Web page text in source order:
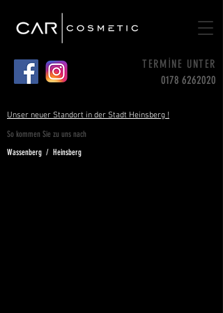
TERMİNE UNTER
0178 6262020
Unser neuer Standort in der Stadt Heinsberg !
So kommen Sie zu uns nach
Wassenberg / Heinsberg